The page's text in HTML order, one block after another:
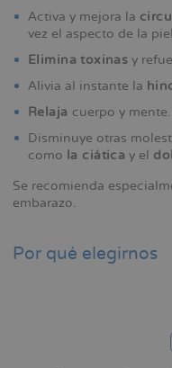
Activa y mejora la
vez el aspecto de la
Elimina toxinas y
Alivia al instante la
Relaja cuerpo y mente.
Disminuye otras
como la ciática y el
Se recomienda
embarazo.
Por qué elegirnos